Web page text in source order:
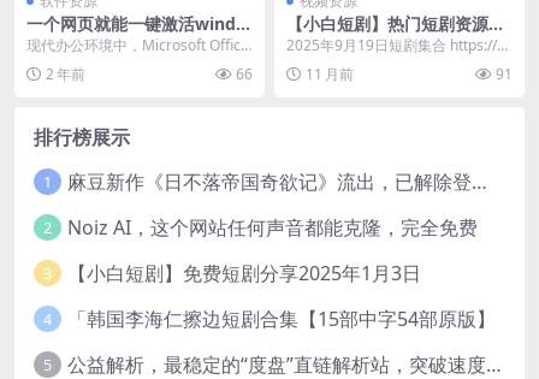
一个网页就能一键激活windo
ws/office，直接永久！
现代办公环境中，Microsoft Office
套件是许多人不可或缺的工具。它
包...2 年前 66
【小白短剧】热门短剧资源分
享2025年9月19日
2025年9月19日短剧集合 https://p
an.quark.cn/s/7b...
11 月前 91
排行榜展示
1 麻豆新作《日不落帝国奇欲记》流出，已解除登录验证！
2 Noiz AI，这个网站任何声音都能克隆，完全免费
3 【小白短剧】免费短剧分享2025年1月3日
4 「韩国李海仁擦边短剧合集【15部中字54部原版】
5 公益解析，最稳定的“度盘”直链解析站，突破速度限制